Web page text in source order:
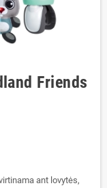
Friends
ant lovytės,